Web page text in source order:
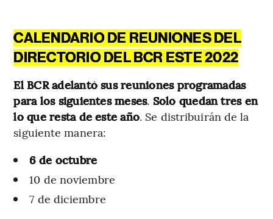
CALENDARIO DE REUNIONES DEL
DIRECTORIO DEL BCR ESTE 2022
El BCR adelantó sus reuniones programadas
para los siguientes meses. Solo quedan tres en
lo que resta de este año. Se distribuirán de la
siguiente manera:
6 de octubre
10 de noviembre
7 de diciembre